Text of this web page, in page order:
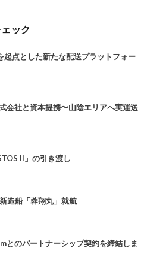
ック
点とした新たな配送プラットフォー
社と資本提携〜山陰エリアへ実運送
II」の引き渡し
造船「蓉翔丸」就航
とのパートナーシップ契約を締結しま